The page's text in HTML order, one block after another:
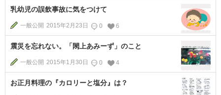
乳幼児の誤飲事故に気をつけて
一般公開 2015年2月23日 0 6
震災を忘れない。「閖上あみーず」のこと
一般公開 2015年1月30日 0 4
お正月料理の『カロリーと塩分』は？